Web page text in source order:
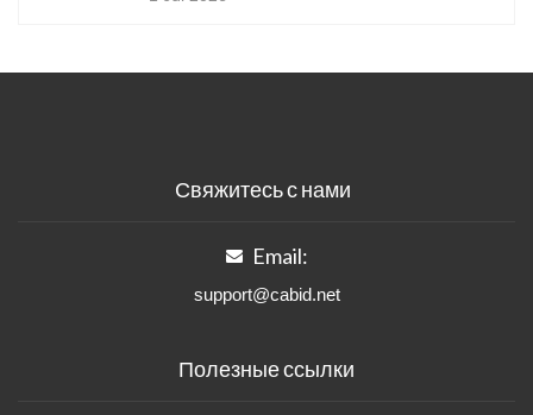
Свяжитесь с нами
Email:
support@cabid.net
Полезные ссылки